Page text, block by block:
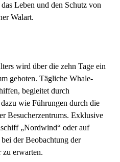
Leben und den Schutz von
Walart.
wird über die zehn Tage ein
geboten. Tägliche Whale-
begleitet durch
wie Führungen durch die
Besucherzentrums. Exklusive
„Nordwind“ oder auf
der Beobachtung der
zu erwarten.